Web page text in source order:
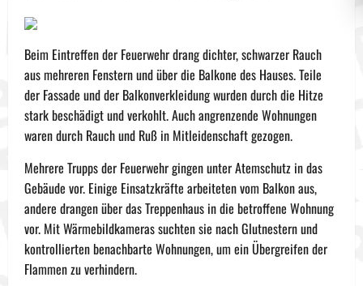
Beim Eintreffen der Feuerwehr drang dichter, schwarzer Rauch
aus mehreren Fenstern und über die Balkone des Hauses. Teile
der Fassade und der Balkonverkleidung wurden durch die Hitze
stark beschädigt und verkohlt. Auch angrenzende Wohnungen
waren durch Rauch und Ruß in Mitleidenschaft gezogen.
Mehrere Trupps der Feuerwehr gingen unter Atemschutz in das
Gebäude vor. Einige Einsatzkräfte arbeiteten vom Balkon aus,
andere drangen über das Treppenhaus in die betroffene Wohnung
vor. Mit Wärmebildkameras suchten sie nach Glutnestern und
kontrollierten benachbarte Wohnungen, um ein Übergreifen der
Flammen zu verhindern.